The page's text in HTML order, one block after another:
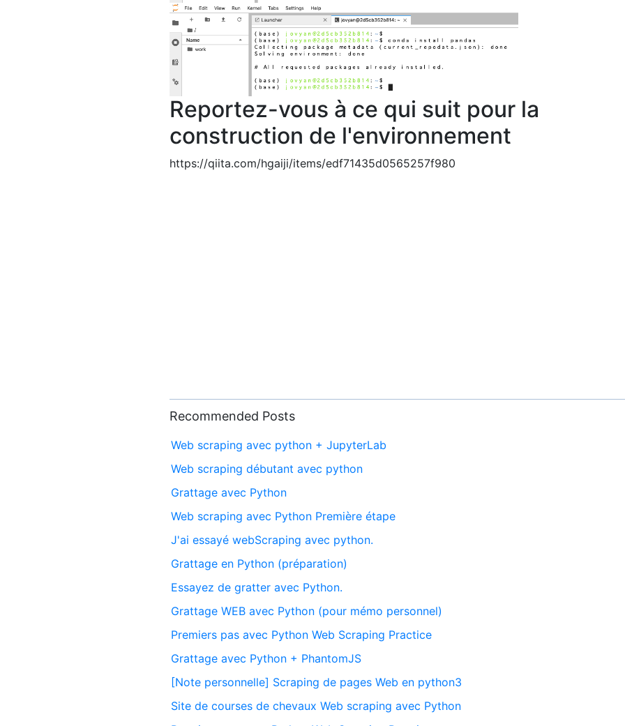
Reportez-vous à ce qui suit pour la
construction de l'environnement
https://qiita.com/hgaiji/items/edf71435d0565257f980
Recommended Posts
Web scraping avec python + JupyterLab
Web scraping débutant avec python
Grattage avec Python
Web scraping avec Python Première étape
J'ai essayé webScraping avec python.
Grattage en Python (préparation)
Essayez de gratter avec Python.
Grattage WEB avec Python (pour mémo personnel)
Premiers pas avec Python Web Scraping Practice
Grattage avec Python + PhantomJS
[Note personnelle] Scraping de pages Web en python3
Site de courses de chevaux Web scraping avec Python